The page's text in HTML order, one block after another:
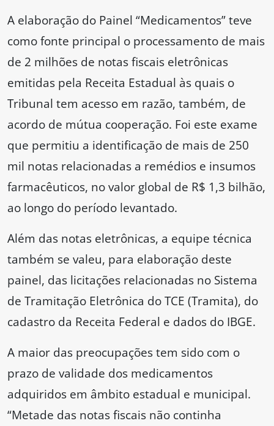
A elaboração do Painel “Medicamentos” teve
como fonte principal o processamento de mais
de 2 milhões de notas fiscais eletrônicas
emitidas pela Receita Estadual às quais o
Tribunal tem acesso em razão, também, de
acordo de mútua cooperação. Foi este exame
que permitiu a identificação de mais de 250
mil notas relacionadas a remédios e insumos
farmacêuticos, no valor global de R$ 1,3 bilhão,
ao longo do período levantado.
Além das notas eletrônicas, a equipe técnica
também se valeu, para elaboração deste
painel, das licitações relacionadas no Sistema
de Tramitação Eletrônica do TCE (Tramita), do
cadastro da Receita Federal e dados do IBGE.
A maior das preocupações tem sido com o
prazo de validade dos medicamentos
adquiridos em âmbito estadual e municipal.
“Metade das notas fiscais não continha